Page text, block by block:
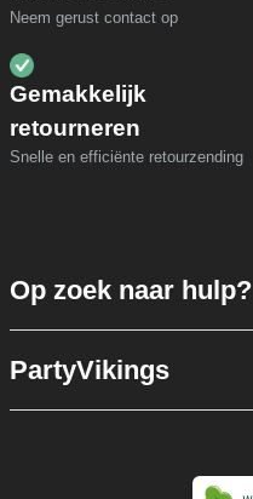
Neem gerust contact op
Gemakkelijk
retourneren
Snelle en efficiënte retourzending
Op zoek naar hulp?
PartyVikings